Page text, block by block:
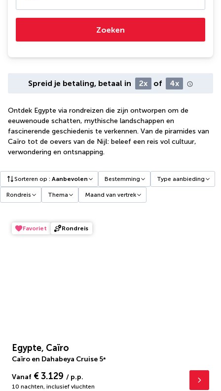
Zoeken
Spreid je betaling, betaal in 2x of 4x
Ontdek Egypte via rondreizen die zijn ontworpen om de
eeuwenoude schatten, mythische landschappen en
fascinerende geschiedenis te verkennen. Van de piramides van
Caïro tot de oevers van de Nijl: beleef een reis vol cultuur,
verwondering en ontsnapping.
Sorteren op : Aanbevolen Bestemming Type aanbieding
Rondreis Thema Maand van vertrek
Favoriet Rondreis
Egypte, Caïro
Caïro en Dahabeya Cruise 5*
Vanaf € 3.129 / p.p.
10 nachten, inclusief vluchten